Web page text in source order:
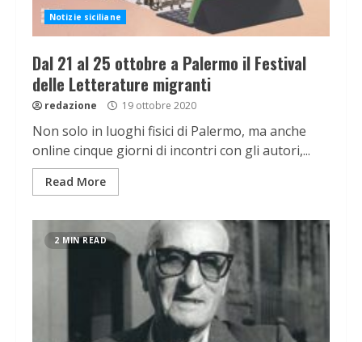
Notizie siciliane
Dal 21 al 25 ottobre a Palermo il Festival
delle Letterature migranti
redazione 19 ottobre 2020
Non solo in luoghi fisici di Palermo, ma anche
online cinque giorni di incontri con gli autori,...
Read More
2 MIN READ